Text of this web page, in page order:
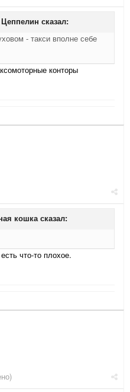
сказал:
- такси вполне себе
конторы
кошкасказал:
что-то плохое.